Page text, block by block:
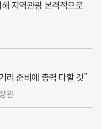
지역관광 본격적으로
리 준비에 총력 다할 것”
관